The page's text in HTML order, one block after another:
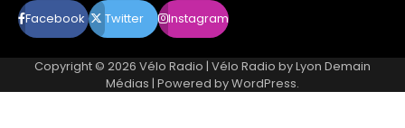
Facebook Twitter Instagram
Copyright © 2026 Vélo Radio | Vélo Radio byLyon Demain
Médias | Powered byWordPress.